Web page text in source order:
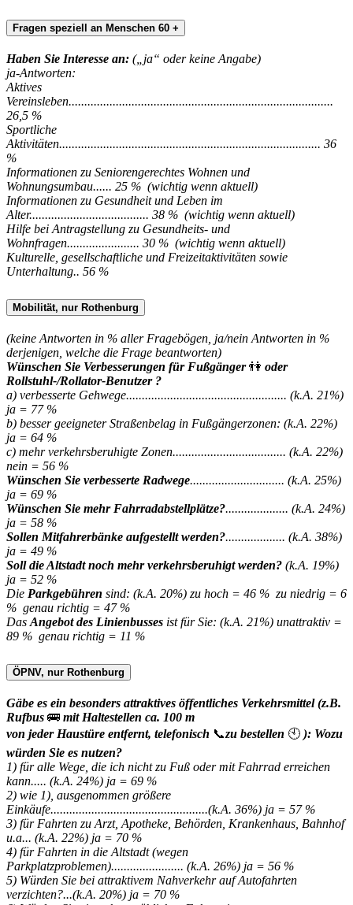
Fragen speziell an Menschen 60 +
Haben Sie Interesse an: („ja“ oder keine Angabe)
ja-Antworten:
Aktives
Vereinsleben....................................................................................
26,5 %
Sportliche
Aktivitäten................................................................................... 36
%
Informationen zu Seniorengerechtes Wohnen und
Wohnungsumbau...... 25 % (wichtig wenn aktuell)
Informationen zu Gesundheit und Leben im
Alter...................................... 38 % (wichtig wenn aktuell)
Hilfe bei Antragstellung zu Gesundheits- und
Wohnfragen....................... 30 % (wichtig wenn aktuell)
Kulturelle, gesellschaftliche und Freizeitaktivitäten sowie
Unterhaltung.. 56 %
Mobilität, nur Rothenburg
(keine Antworten in % aller Fragebögen, ja/nein Antworten in %
derjenigen, welche die Frage beantworten)
Wünschen Sie Verbesserungen für Fußgänger👫 oder
Rollstuhl-/Rollator-Benutzer ?
a) verbesserte Gehwege................................................... (k.A. 21%)
ja = 77 %
b) besser geeigneter Straßenbelag in Fußgängerzonen: (k.A. 22%)
ja = 64 %
c) mehr verkehrsberuhigte Zonen.................................... (k.A. 22%)
nein = 56 %
Wünschen Sie verbesserte Radwege.............................. (k.A. 25%)
ja = 69 %
Wünschen Sie mehr Fahrradabstellplätze?.................... (k.A. 24%)
ja = 58 %
Sollen Mitfahrerbänke aufgestellt werden?................... (k.A. 38%)
ja = 49 %
Soll die Altstadt noch mehr verkehrsberuhigt werden? (k.A. 19%)
ja = 52 %
Die Parkgebühren sind: (k.A. 20%) zu hoch = 46 % zu niedrig = 6
% genau richtig = 47 %
Das Angebot des Linienbusses ist für Sie: (k.A. 21%) unattraktiv =
89 % genau richtig = 11 %
ÖPNV, nur Rothenburg
Gäbe es ein besonders attraktives öffentliches Verkehrsmittel (z.B.
Rufbus 🚌 mit Haltestellen ca. 100 m
von jeder Haustüre entfernt, telefonisch 📞zu bestellen 🕙 ): Wozu
würden Sie es nutzen?
1) für alle Wege, die ich nicht zu Fuß oder mit Fahrrad erreichen
kann..... (k.A. 24%) ja = 69 %
2) wie 1), ausgenommen größere
Einkäufe..................................................(k.A. 36%) ja = 57 %
3) für Fahrten zu Arzt, Apotheke, Behörden, Krankenhaus, Bahnhof
u.a... (k.A. 22%) ja = 70 %
4) für Fahrten in die Altstadt (wegen
Parkplatzproblemen)....................... (k.A. 26%) ja = 56 %
5) Würden Sie bei attraktivem Nahverkehr auf Autofahrten
verzichten?...(k.A. 20%) ja = 70 %